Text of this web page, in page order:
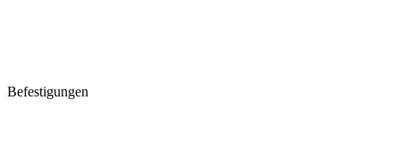
Befestigungen